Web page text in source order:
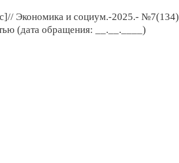
Экономика и социум.-2025.- №7(134)
(дата обращения: __.__.____)